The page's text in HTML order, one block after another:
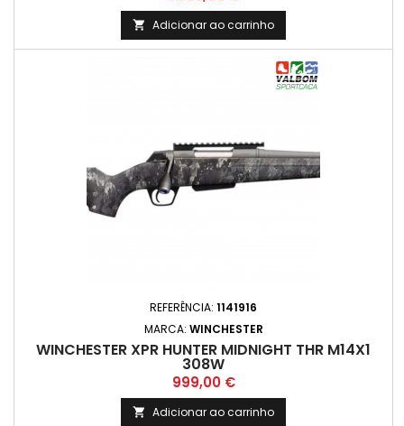
 Adicionar ao carrinho
REFERÊNCIA: 1141916
MARCA: WINCHESTER
WINCHESTER XPR HUNTER MIDNIGHT THR M14X1
308W
Preço
999,00 €
 Adicionar ao carrinho